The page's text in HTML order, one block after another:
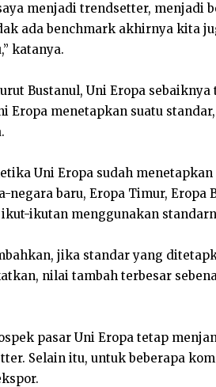
menjadi trendsetter, menjadi
ada benchmark akhirnya kita
katanya.
Bustanul, Uni Eropa
Eropa menetapkan suatu
Uni Eropa sudah
negara baru, Eropa Timur, Eropa
ikutan menggunakan
jika standar yang
nilai tambah terbesar
pasar Uni Eropa tetap
Selain itu, untuk beberapa